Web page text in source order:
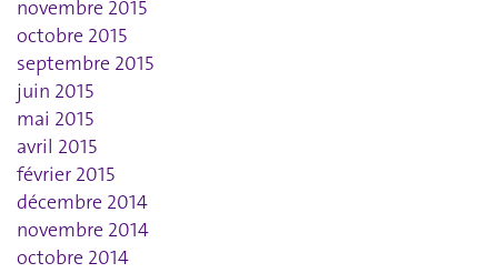
novembre 2015
octobre 2015
septembre 2015
juin 2015
mai 2015
avril 2015
février 2015
décembre 2014
novembre 2014
octobre 2014